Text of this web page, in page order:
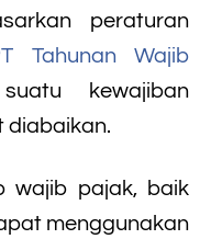
peraturan
Tahunan Wajib
kewajiban
diabaikan.
wajib pajak, baik
menggunakan